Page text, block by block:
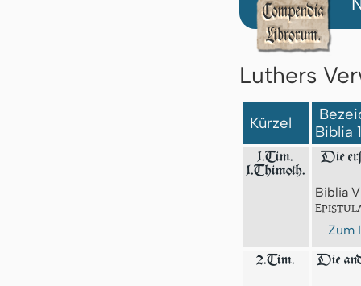
Luthers
Kürzel
Biblia
1.Tim.
1.Thimoth.
Die
Biblia
Zum
2.Tim. Die